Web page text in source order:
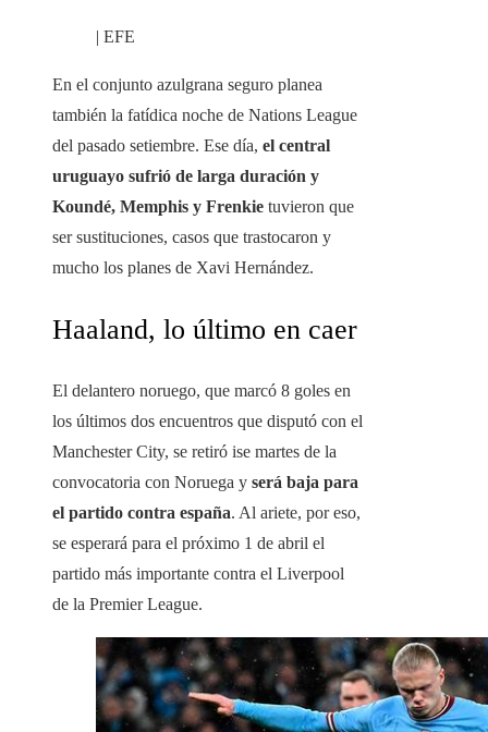
| EFE
En el conjunto azulgrana seguro planea
también la fatídica noche de Nations League
del pasado setiembre. Ese día, el central
uruguayo sufrió de larga duración y
Koundé, Memphis y Frenkie tuvieron que
ser sustituciones, casos que trastocaron y
mucho los planes de Xavi Hernández.
Haaland, lo último en caer
El delantero noruego, que marcó 8 goles en
los últimos dos encuentros que disputó con el
Manchester City, se retiró ise martes de la
convocatoria con Noruega y será baja para
el partido contra españa. Al ariete, por eso,
se esperará para el próximo 1 de abril el
partido más importante contra el Liverpool
de la Premier League.